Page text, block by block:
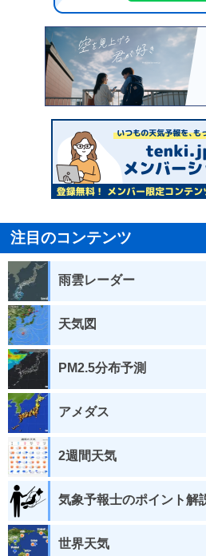
注目のコンテンツ
雨雲レーダー
天気図
PM2.5分布予測
アメダス
2週間天気
気象予報士のポイント解
世界天気